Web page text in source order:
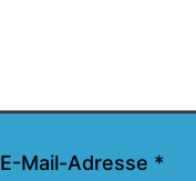
E-Mail-Adresse *